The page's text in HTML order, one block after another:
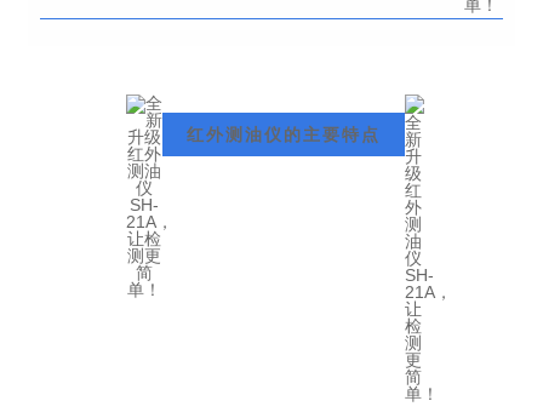
红外测油仪的主要特点